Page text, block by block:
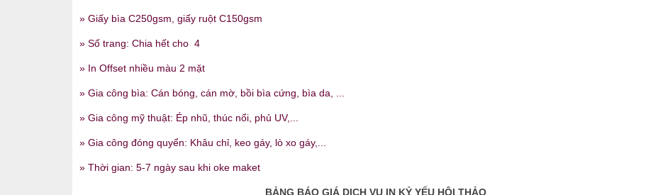
» Giấy bìa C250gsm, giấy ruột C150gsm
» Số trang: Chia hết cho 4
» In Offset nhiều màu 2 mặt
» Gia công bìa: Cán bóng, cán mờ, bồi bìa cứng, bìa da, ...
» Gia công mỹ thuật: Ép nhũ, thúc nổi, phủ UV,...
» Gia công đóng quyển: Khâu chỉ, keo gáy, lò xo gáy,...
» Thời gian: 5-7 ngày sau khi oke maket
BẢNG BÁO GIÁ DỊCH VỤ IN KỶ YẾU HỘI THẢO